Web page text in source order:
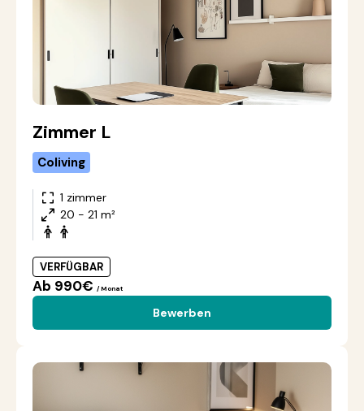
Zimmer L
Coliving
1 zimmer
20 - 21 m²
VERFÜGBAR
Ab 990€ / Monat
Bewerben